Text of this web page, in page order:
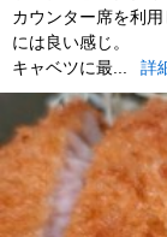
カウンター席を利
には良い感じ。
キャベツに最...
詳